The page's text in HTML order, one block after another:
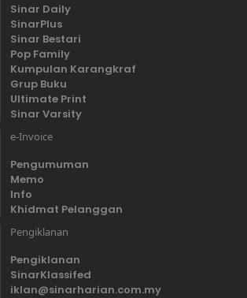
Sinar Daily
SinarPlus
Sinar Bestari
Pop Family
Kumpulan Karangkraf
Grup Buku
Ultimate Print
Sinar Varsity
e-Invoice
Pengumuman
Memo
Info
Khidmat Pelanggan
Pengiklanan
Pengiklanan
SinarKlassifed
iklan@sinarharian.com.my